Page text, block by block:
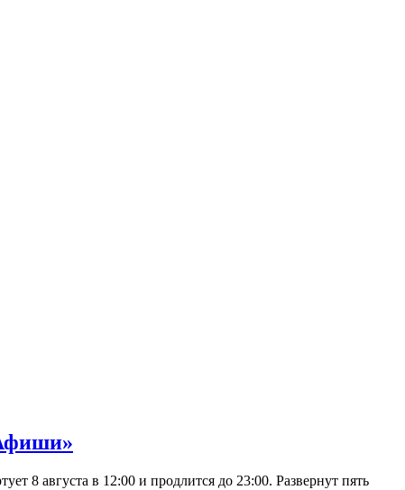
8 августа в 12:00 и продлится до 23:00. Развернут пять